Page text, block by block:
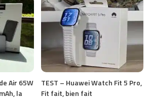
Air 65W
la
TEST – Huawei Watch Fit 5 Pro,
Fit fait, bien fait